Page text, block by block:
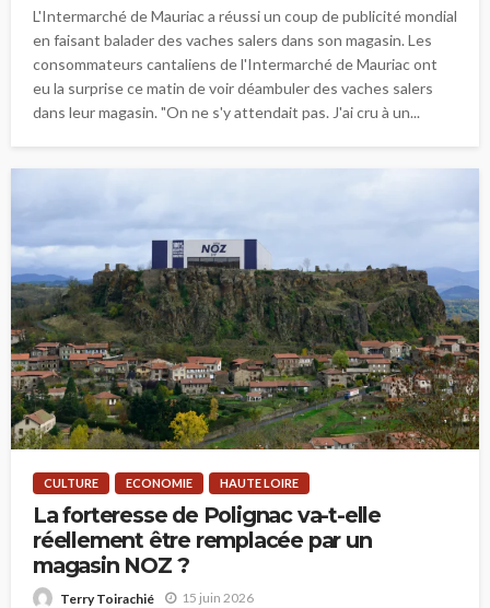
L'Intermarché de Mauriac a réussi un coup de publicité mondial
en faisant balader des vaches salers dans son magasin. Les
consommateurs cantaliens de l'Intermarché de Mauriac ont
eu la surprise ce matin de voir déambuler des vaches salers
dans leur magasin. "On ne s'y attendait pas. J'ai cru à un...
CULTURE ECONOMIE HAUTE LOIRE
La forteresse de Polignac va-t-elle
réellement être remplacée par un
magasin NOZ ?
Terry Toirachié 15 juin 2026